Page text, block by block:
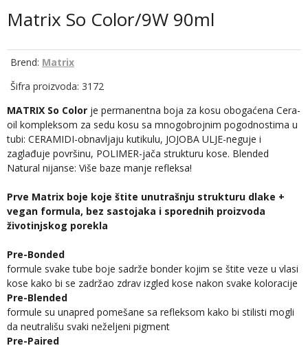
Matrix So Color/9W 90ml
Brend: Matrix
Šifra proizvoda: 3172
MATRIX So Color je permanentna boja za kosu obogaćena Cera-
oil kompleksom za sedu kosu sa mnogobrojnim pogodnostima u
tubi: CERAMIDI-obnavljaju kutikulu, JOJOBA ULJE-neguje i
zaglađuje površinu, POLIMER-jača strukturu kose. Blended
Natural nijanse: Više baze manje refleksa!
Prve Matrix boje koje štite unutrašnju strukturu dlake +
vegan formula, bez sastojaka i sporednih proizvoda
životinjskog porekla
Pre-Bonded
formule svake tube boje sadrže bonder kojim se štite veze u vlasi
kose kako bi se zadržao zdrav izgled kose nakon svake koloracije
Pre-Blended
formule su unapred pomešane sa refleksom kako bi stilisti mogli
da neutrališu svaki neželjeni pigment
Pre-Paired